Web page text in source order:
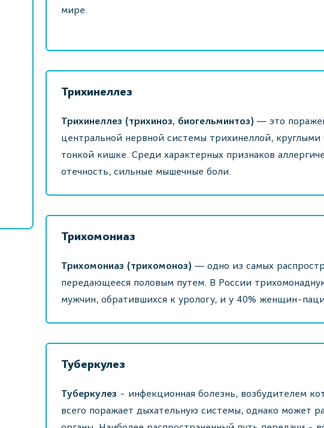
мире.
Трихинеллез
Трихинеллез (трихиноз, биогельминтоз) ― это
центральной нервной системы трихинеллой,
тонкой кишке. Среди характерных признаков
отечность, сильные мышечные боли.
Трихомониаз
Трихомониаз (трихомоноз) ― одно из самых
передающееся половым путем. В России
мужчин, обратившихся к урологу, и у 40% женщин-
Туберкулез
Туберкулез - инфекционная болезнь, возбудителем
всего поражает дыхательную системы, однако может